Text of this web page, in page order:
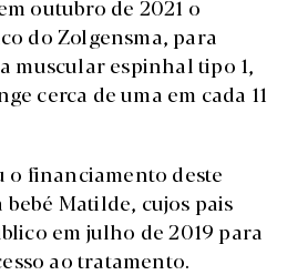
outubro de 2021 o
do Zolgensma, para
muscular espinhal tipo 1,
cerca de uma em cada 11
o financiamento deste
Matilde, cujos pais
em julho de 2019 para
ao tratamento.